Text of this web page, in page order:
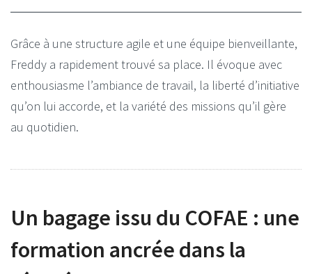
Grâce à une structure agile et une équipe bienveillante,
Freddy a rapidement trouvé sa place. Il évoque avec
enthousiasme l’ambiance de travail, la liberté d’initiative
qu’on lui accorde, et la variété des missions qu’il gère
au quotidien.
Un bagage issu du COFAE : une
formation ancrée dans la